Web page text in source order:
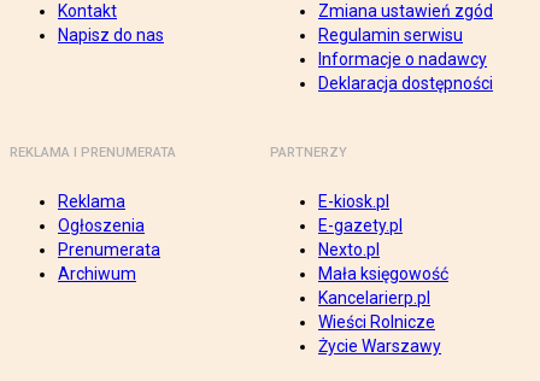
Kontakt
Napisz do nas
Zmiana ustawień zgód
Regulamin serwisu
Informacje o nadawcy
Deklaracja dostępności
REKLAMA I PRENUMERATA
Reklama
Ogłoszenia
Prenumerata
Archiwum
PARTNERZY
E-kiosk.pl
E-gazety.pl
Nexto.pl
Mała księgowość
Kancelarierp.pl
Wieści Rolnicze
Życie Warszawy